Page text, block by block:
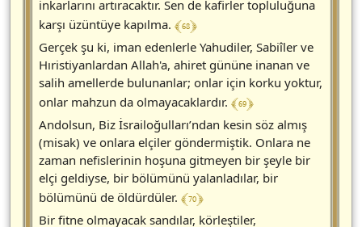
inkarlarını artıracaktır. Sen de kafirler topluluğuna
karşı üzüntüye kapılma. ﴾ 68 ﴿
Gerçek şu ki, iman edenlerle Yahudiler, Sabiîler ve
Hıristiyanlardan Allah'a, ahiret gününe inanan ve
salih amellerde bulunanlar; onlar için korku yoktur,
onlar mahzun da olmayacaklardır. ﴾ 69 ﴿
Andolsun, Biz İsrailoğulları’ndan kesin söz almış
(misak) ve onlara elçiler göndermiştik. Onlara ne
zaman nefislerinin hoşuna gitmeyen bir şeyle bir
elçi geldiyse, bir bölümünü yalanladılar, bir
bölümünü de öldürdüler. ﴾ 70 ﴿
Bir fitne olmayacak sandılar, körleştiler,